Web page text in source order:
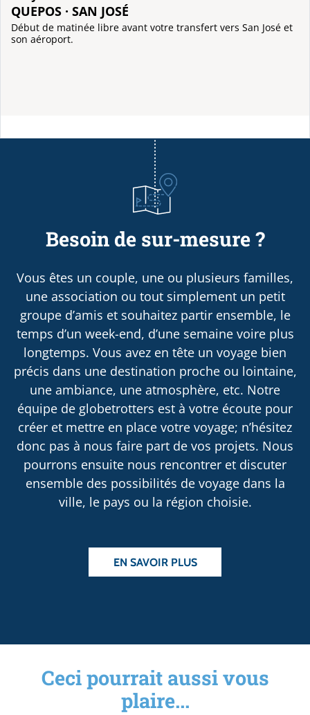
QUEPOS · SAN JOSÉ
Début de matinée libre avant votre transfert vers San José et
son aéroport.
Besoin de sur-mesure ?
Vous êtes un couple, une ou plusieurs familles,
une association ou tout simplement un petit
groupe d’amis et souhaitez partir ensemble, le
temps d’un week-end, d’une semaine voire plus
longtemps. Vous avez en tête un voyage bien
précis dans une destination proche ou lointaine,
une ambiance, une atmosphère, etc. Notre
équipe de globetrotters est à votre écoute pour
créer et mettre en place votre voyage; n’hésitez
donc pas à nous faire part de vos projets. Nous
pourrons ensuite nous rencontrer et discuter
ensemble des possibilités de voyage dans la
ville, le pays ou la région choisie.
EN SAVOIR PLUS
Ceci pourrait aussi vous
plaire...